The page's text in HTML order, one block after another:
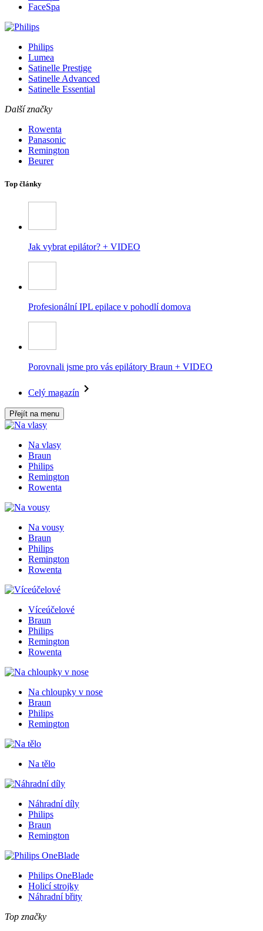
FaceSpa
Philips
Lumea
Satinelle Prestige
Satinelle Advanced
Satinelle Essential
Další značky
Rowenta
Panasonic
Remington
Beurer
Top články
Jak vybrat epilátor? + VIDEO
Profesionální IPL epilace v pohodlí domova
Porovnali jsme pro vás epilátory Braun + VIDEO
Celý magazín
Přejít na menu
Na vlasy
Braun
Philips
Remington
Rowenta
Na vousy
Braun
Philips
Remington
Rowenta
Víceúčelové
Braun
Philips
Remington
Rowenta
Na chloupky v nose
Braun
Philips
Remington
Na tělo
Náhradní díly
Philips
Braun
Remington
Philips OneBlade
Holicí strojky
Náhradní břity
Top značky